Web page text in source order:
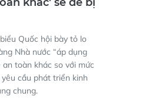
khác' sẽ dễ bị
Quốc hội bày tỏ lo
Nhà nước “áp dụng
toàn khác so với mức
cầu phát triển kinh
chung.